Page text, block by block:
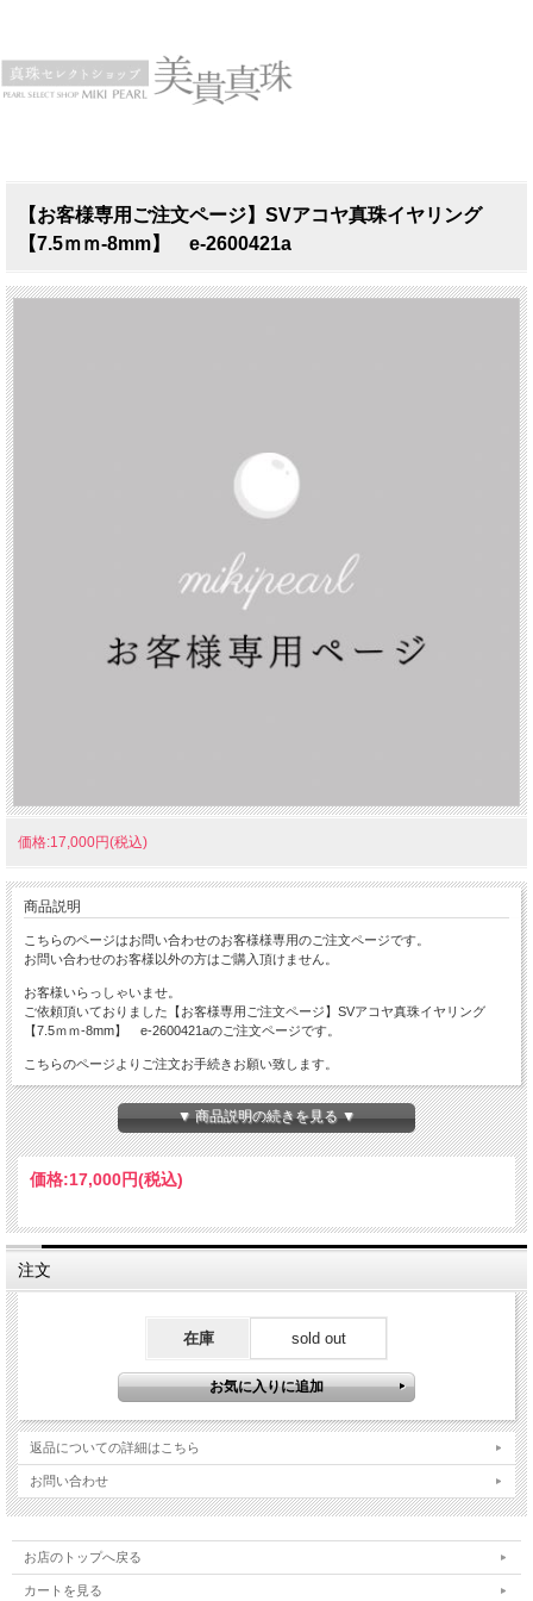
【お客様専用ご注文ページ】SVアコヤ真珠イヤリング
【7.5ｍｍ-8mm】 e-2600421a
価格:17,000円(税込)
商品説明
こちらのページはお問い合わせのお客様様専用のご注文ページです。
お問い合わせのお客様以外の方はご購入頂けません。
お客様いらっしゃいませ。
ご依頼頂いておりました【お客様専用ご注文ページ】SVアコヤ真珠イヤリング
【7.5ｍｍ-8mm】 e-2600421aのご注文ページです。
こちらのページよりご注文お手続きお願い致します。
▼ 商品説明の続きを見る ▼
価格:17,000円(税込)
注文
在庫 sold out
返品についての詳細はこちら
お問い合わせ
お店のトップへ戻る
カートを見る